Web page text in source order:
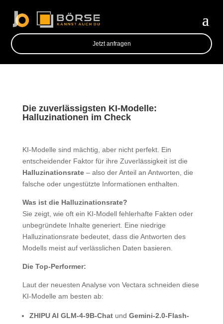
Jetzt anfragen
Die zuverlässigsten KI-Modelle:
Halluzinationen im Check
KI-Modelle sind mächtig, aber nicht perfekt. Ein
entscheidender Faktor für ihre Zuverlässigkeit ist die
Halluzinationsrate– also der Anteil an Antworten, die
falsche oder ungestützte Informationen enthalten.
Was ist die Halluzinationsrate?
Sie zeigt, wie oft ein KI-Modell fehlerhafte Fakten oder
unbegründete Inhalte generiert. Eine niedrige
Halluzinationsrate bedeutet, dass die Antworten des
Modells meist auf verlässlichen Daten basieren.
Die Top-Performer:
Laut der neuesten Analyse von Vectara schneiden diese
KI-Modelle am besten ab:
ZHIPU AI GLM-4-9B-Chatund Gemini-2.0-Flash-